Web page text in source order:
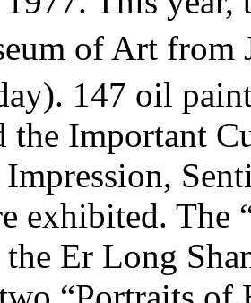
of Art from
147 oil
the Important
exhibited. The
Er Long